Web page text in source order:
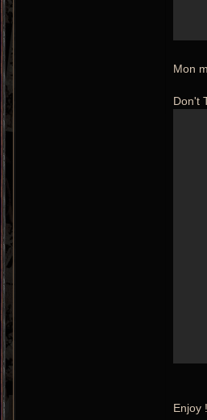
Mon
Don't
Enjoy !